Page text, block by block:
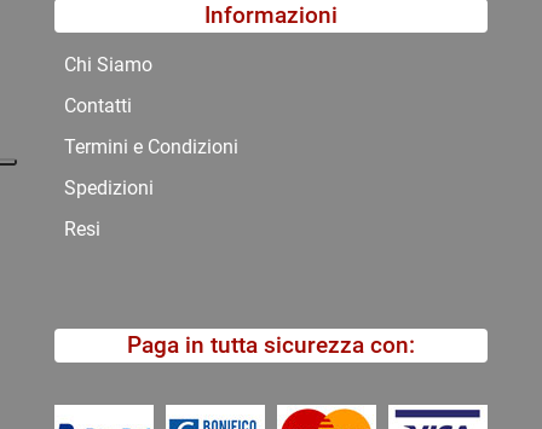
Informazioni
Chi Siamo
Contatti
Termini e Condizioni
Spedizioni
Resi
Paga in tutta sicurezza con: